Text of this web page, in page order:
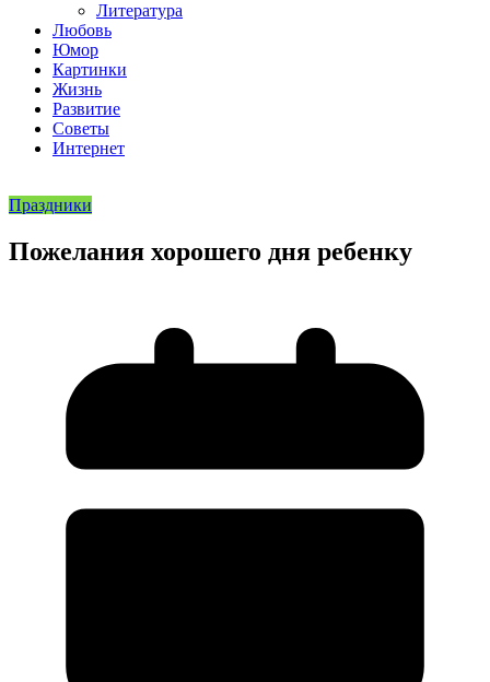
Литература
Любовь
Юмор
Картинки
Жизнь
Развитие
Советы
Интернет
Праздники
Пожелания хорошего дня ребенку